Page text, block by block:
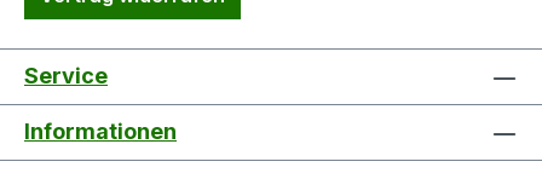
Service
Informationen